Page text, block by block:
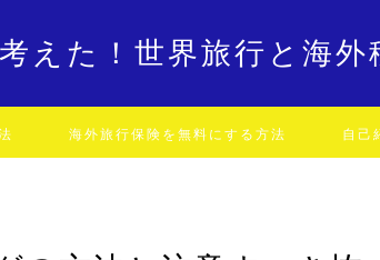
えた！世界旅行と海外
海外旅行保険を無料にする方法 自己